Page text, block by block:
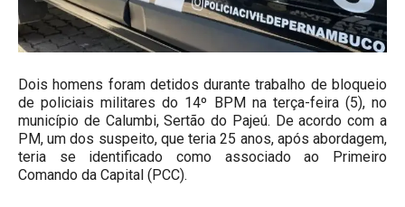
Dois homens foram detidos durante trabalho de bloqueio
de policiais militares do 14º BPM na terça-feira (5), no
município de Calumbi, Sertão do Pajeú. De acordo com a
PM, um dos suspeito, que teria 25 anos, após abordagem,
teria se identificado como associado ao Primeiro
Comando da Capital (PCC).